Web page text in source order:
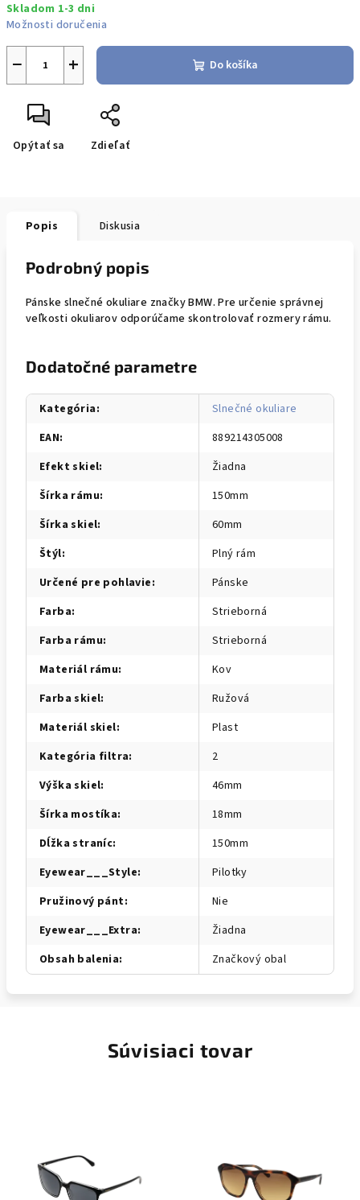
cena:
Skladom 1-3 dni
Možnosti doručenia
+
− Do košíka
Opýtať sa Zdieľať
Popis Diskusia
Podrobný popis
Pánske slnečné okuliare značky BMW. Pre určenie správnej
veľkosti okuliarov odporúčame skontrolovať rozmery rámu.
Dodatočné parametre
Kategória:
Slnečné okuliare
EAN:
889214305008
Efekt skiel:
Žiadna
Šírka rámu:
150mm
Šírka skiel:
60mm
Štýl:
Plný rám
Určené pre pohlavie:
Pánske
Farba:
Strieborná
Farba rámu:
Strieborná
Materiál rámu:
Kov
Farba skiel:
Ružová
Materiál skiel:
Plast
Kategória filtra:
2
Výška skiel:
46mm
Šírka mostíka:
18mm
Dĺžka straníc:
150mm
Eyewear___Style:
Pilotky
Pružinový pánt:
Nie
Eyewear___Extra:
Žiadna
Obsah balenia: Značkový obal
Súvisiaci tovar